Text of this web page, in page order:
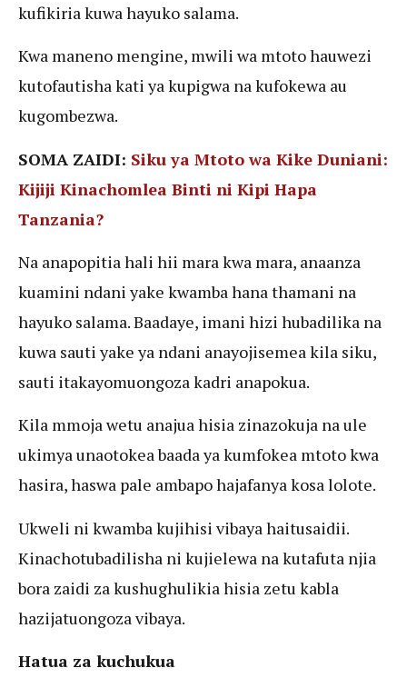
kufikiria kuwa hayuko salama.
Kwa maneno mengine, mwili wa mtoto hauwezi
kutofautisha kati ya kupigwa na kufokewa au
kugombezwa.
SOMA ZAIDI: Siku ya Mtoto wa Kike Duniani:
Kijiji Kinachomlea Binti ni Kipi Hapa
Tanzania?
Na anapopitia hali hii mara kwa mara, anaanza
kuamini ndani yake kwamba hana thamani na
hayuko salama. Baadaye, imani hizi hubadilika na
kuwa sauti yake ya ndani anayojisemea kila siku,
sauti itakayomuongoza kadri anapokua.
Kila mmoja wetu anajua hisia zinazokuja na ule
ukimya unaotokea baada ya kumfokea mtoto kwa
hasira, haswa pale ambapo hajafanya kosa lolote.
Ukweli ni kwamba kujihisi vibaya haitusaidii.
Kinachotubadilisha ni kujielewa na kutafuta njia
bora zaidi za kushughulikia hisia zetu kabla
hazijatuongoza vibaya.
Hatua za kuchukua